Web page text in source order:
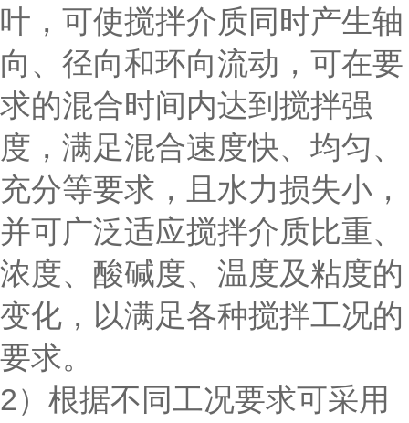
叶，可使搅拌介质同时产生轴
向、径向和环向流动，可在要
求的混合时间内达到搅拌强
度，满足混合速度快、均匀、
充分等要求，且水力损失小，
并可广泛适应搅拌介质比重、
浓度、酸碱度、温度及粘度的
变化，以满足各种搅拌工况的
要求。
2）根据不同工况要求可采用